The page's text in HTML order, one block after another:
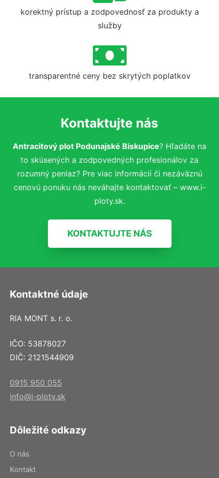
korektný prístup a zodpovednosť za produkty a
služby
transparentné ceny bez skrytých poplatkov
Kontaktujte nás
Antracitový plot Podunajské Biskupice? Hľadáte na
to skúsených a zodpovedných profesionálov za
rozumný peniaz? Pre viac informácií či nezáväznú
cenovú ponuku nás neváhajte kontaktovať – www.i-
ploty.sk.
KONTAKTUJTE NÁS
Kontaktné údaje
RIA MONT s. r. o.
IČO: 53878027
DIČ: 2121544909
0915 950 055
info@i-ploty.sk
Dôležité odkazy
O nás
Kontakt